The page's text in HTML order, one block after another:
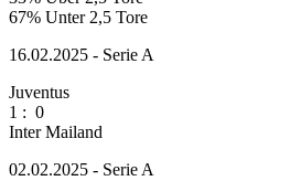
67% Unter 2,5 Tore
16.02.2025 - Serie A
Juventus
1 : 0
Inter Mailand
02.02.2025 - Serie A